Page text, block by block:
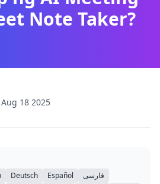
Note Taker?
18 2025
Deutsch Español
فارسی